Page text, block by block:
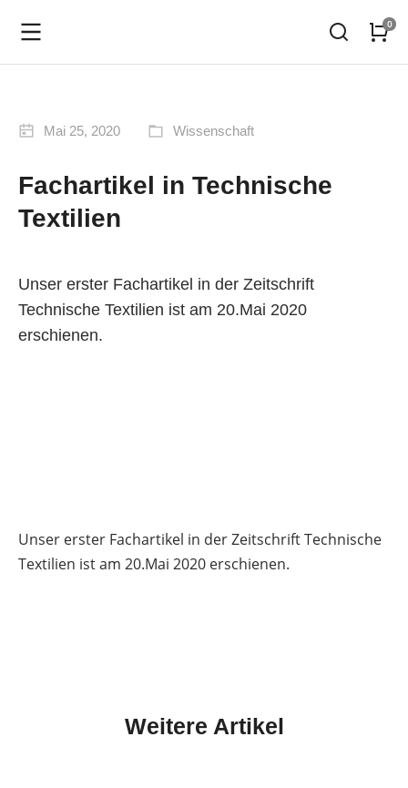
Mai 25, 2020 Wissenschaft
Fachartikel in Technische
Textilien
Unser erster Fachartikel in der Zeitschrift
Technische Textilien ist am 20.Mai 2020
erschienen.
Unser erster Fachartikel in der Zeitschrift Technische
Textilien ist am 20.Mai 2020 erschienen.
Weitere Artikel